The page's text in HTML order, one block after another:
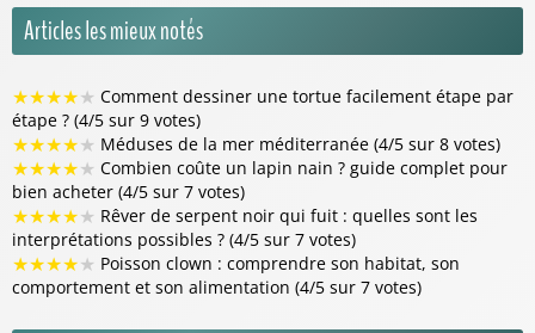
Articles les mieux notés
★★★★★ Comment dessiner une tortue facilement étape par
étape ? (4/5 sur 9 votes)
★★★★★ Méduses de la mer méditerranée (4/5 sur 8 votes)
★★★★★ Combien coûte un lapin nain ? guide complet pour
bien acheter (4/5 sur 7 votes)
★★★★★ Rêver de serpent noir qui fuit : quelles sont les
interprétations possibles ? (4/5 sur 7 votes)
★★★★★ Poisson clown : comprendre son habitat, son
comportement et son alimentation (4/5 sur 7 votes)